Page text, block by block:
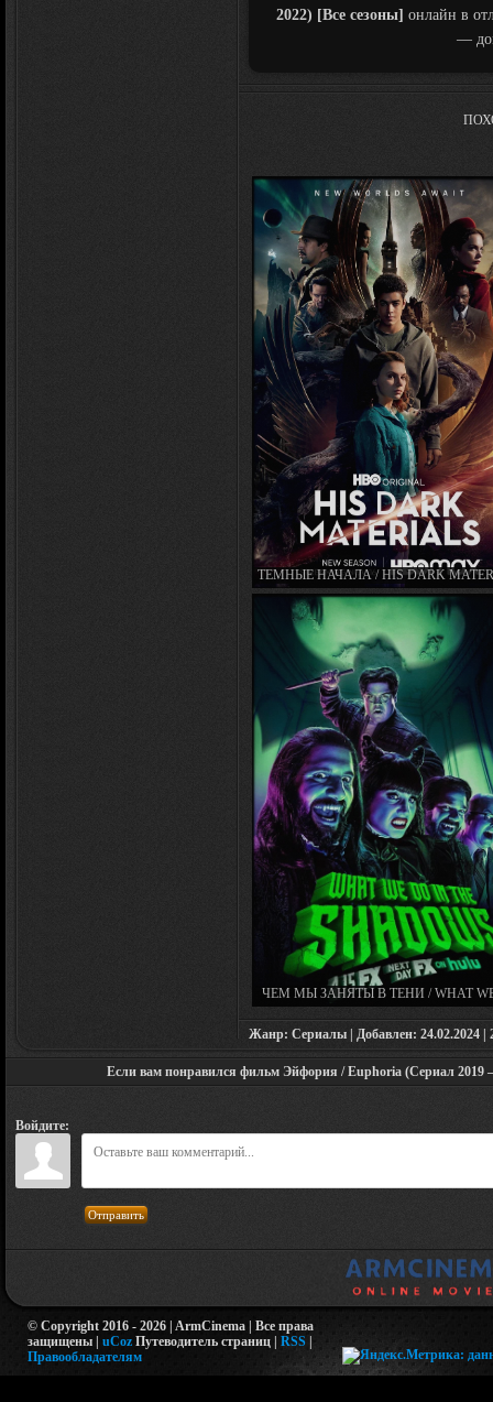
2022) [Все сезоны] онлайн в
—
ТЕМНЫЕ НАЧАЛА / HIS DARK
(СЕРИАЛ 2019 – 2022) [ВСЕ
ЧЕМ МЫ ЗАНЯТЫ В ТЕНИ / WHAT
IN THE SHADOWS (СЕРИАЛ 2019 –
[ВСЕ СЕЗОНЫ]
Жанр: Сериалы | Добавлен: 24.02.2024 |
Если вам понравился фильм Эйфория / Euphoria (Сериал 2019 –
Войдите:
Отправить
© Copyright 2016 - 2026 | ArmCinema | Все права
защищены | uCoz Путеводитель страниц | RSS |
Правообладателям